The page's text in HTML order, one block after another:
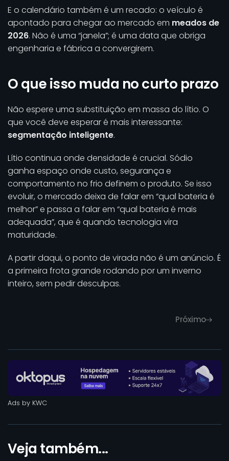
E o calendário também é um recado: o veículo é
apontado para chegar ao mercado em meados de
2026. Não é uma “janela”; é uma data que obriga
engenharia e fábrica a convergirem.
O que isso muda no curto prazo
Não espere uma substituição em massa do lítio. O
que você deve esperar é mais interessante:
segmentação inteligente.
Lítio continua onde densidade é crucial. Sódio
ganha espaço onde custo, segurança e
comportamento no frio definem o produto. Se isso
evoluir, o mercado deixa de falar em “qual bateria é
melhor” e passa a falar em “qual bateria é mais
adequada”, que é quando tecnologia vira
maturidade.
A partir daqui, o ponto de virada não é um anúncio. É
a primeira frota grande rodando por um inverno
inteiro, sem pedir desculpas.
Próximo
Ads by KWC
Veja também...